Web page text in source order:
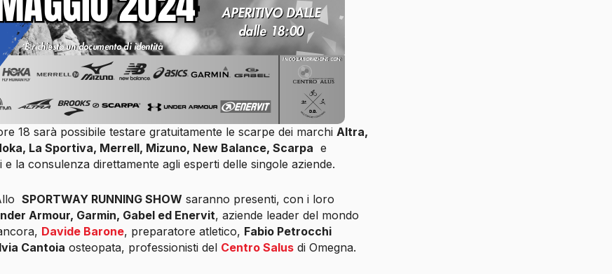
18 sarà possibile testare gratuitamente le scarpe dei marchi Altra,
La Sportiva, Merrell, Mizuno, New Balance, Scarpa e
e la consulenza direttamente agli esperti delle singole aziende.
SPORTWAY RUNNING SHOW saranno presenti, con i loro
Armour, Garmin, Gabel ed Enervit, aziende leader del mondo
Davide Barone, preparatore atletico, Fabio Petrocchi
Cantoia osteopata, professionisti del Centro Salus di Omegna.